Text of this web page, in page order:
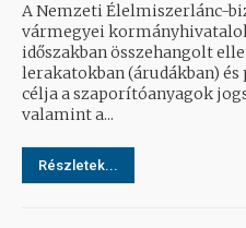
A Nemzeti Élelmiszerlánc-
vármegyei
időszakban összehangolt
lerakatokban (árudákban) és piacokon.
célja a szaporítóanyagok
valamint a...
Részletek...